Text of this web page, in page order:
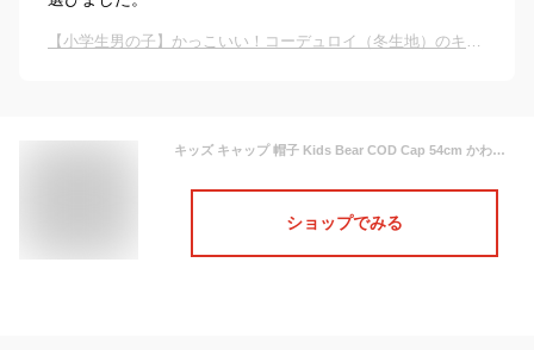
【小学生男の子】かっこいい！コーデュロイ（冬生地）のキッズ用キャップは？
キッズ キャップ 帽子 Kids Bear COD Cap 54cm かわいい くま ベア 男の子 女の子 子供用 コットン 通園 保育園 通園帽 通学キャップ 公園 ピクニック 子供 インプルーブ グリンバディー 秋 冬 サイズ調整可
ショップでみる